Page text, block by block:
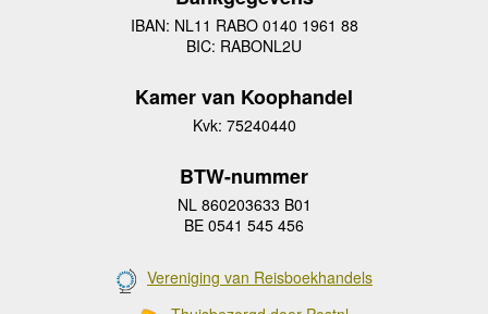
IBAN: NL11 RABO 0140 1961 88
BIC: RABONL2U
Kamer van Koophandel
Kvk: 75240440
BTW-nummer
NL 860203633 B01
BE 0541 545 456
Vereniging van Reisboekhandels